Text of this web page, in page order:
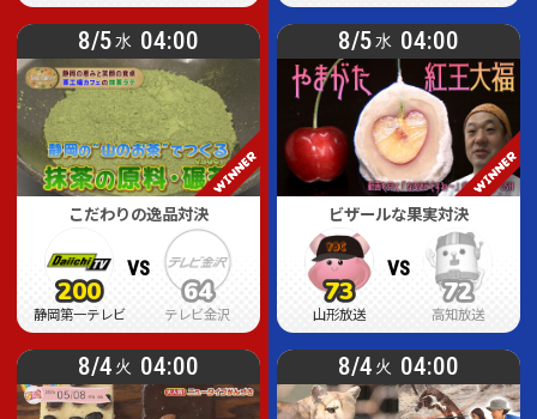
8/5 水 04:00
こだわりの逸品対決
VS
静岡第一テレビ
200
200
200
テレビ金沢
64
64
64
8/5 水 04:00
ビザールな果実対決
VS
山形放送
73
73
73
高知放送
72
72
72
8/4 火 04:00 8/4 火 04:00